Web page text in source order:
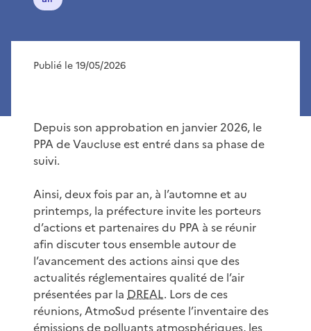
Publié le 19/05/2026
Depuis son approbation en janvier 2026, le
PPA de Vaucluse est entré dans sa phase de
suivi.
Ainsi, deux fois par an, à l’automne et au
printemps, la préfecture invite les porteurs
d’actions et partenaires du PPA à se réunir
afin discuter tous ensemble autour de
l’avancement des actions ainsi que des
actualités réglementaires qualité de l’air
présentées par la DREAL. Lors de ces
réunions, AtmoSud présente l’inventaire des
émissions de polluants atmosphériques, les